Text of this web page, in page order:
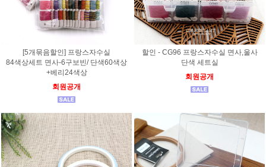
[5개묶음할인] 프랑스자수실
84색상세트 면사-6구보빈/ 단색60색상
+베리24색상
회원공개
할인 - CG96 프랑스자수실 면사,울사
단색 세트실
회원공개